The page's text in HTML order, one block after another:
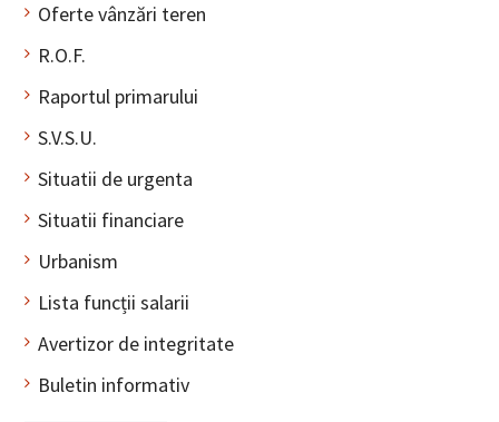
Oferte vânzări teren
R.O.F.
Raportul primarului
S.V.S.U.
Situatii de urgenta
Situatii financiare
Urbanism
Lista funcții salarii
Avertizor de integritate
Buletin informativ